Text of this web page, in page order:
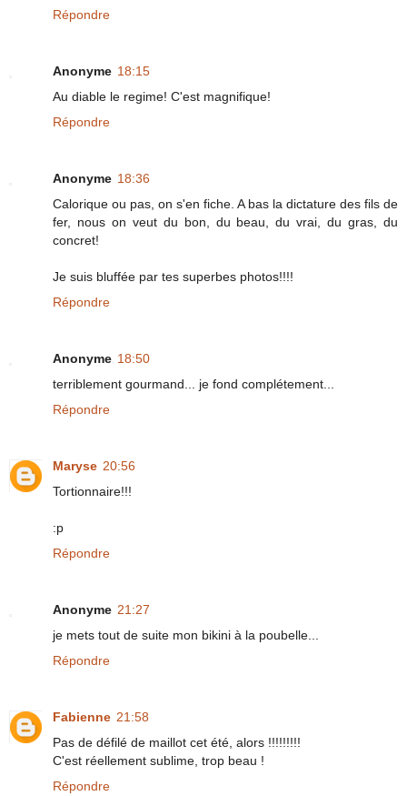
Répondre
Anonyme 18:15
Au diable le regime! C'est magnifique!
Répondre
Anonyme 18:36
Calorique ou pas, on s'en fiche. A bas la dictature des fils de
fer, nous on veut du bon, du beau, du vrai, du gras, du
concret!
Je suis bluffée par tes superbes photos!!!!
Répondre
Anonyme 18:50
terriblement gourmand... je fond complétement...
Répondre
Maryse 20:56
Tortionnaire!!!
:p
Répondre
Anonyme 21:27
je mets tout de suite mon bikini à la poubelle...
Répondre
Fabienne 21:58
Pas de défilé de maillot cet été, alors !!!!!!!!!
C'est réellement sublime, trop beau !
Répondre